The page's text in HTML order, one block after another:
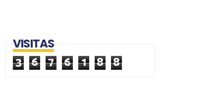
VISITAS
3 6 7 6 1 8 8